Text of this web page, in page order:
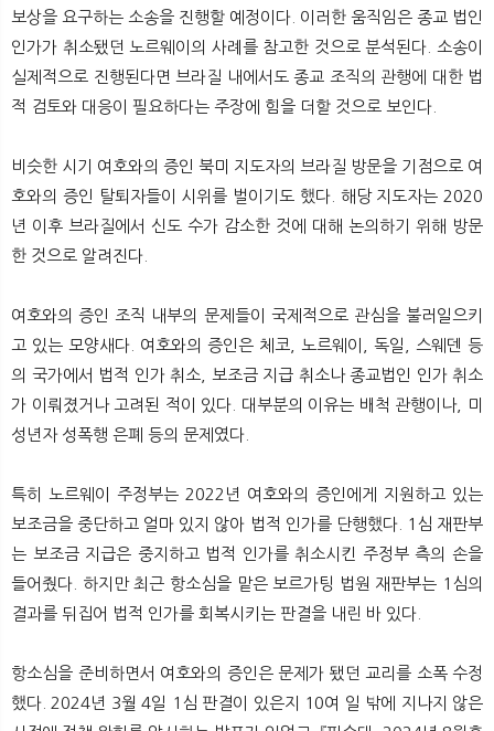
보상을 요구하는 소송을 진행할 예정이다. 이러한 움직임은 종교 법인
인가가 취소됐던 노르웨이의 사례를 참고한 것으로 분석된다. 소송이
실제적으로 진행된다면 브라질 내에서도 종교 조직의 관행에 대한 법
적 검토와 대응이 필요하다는 주장에 힘을 더할 것으로 보인다.
비슷한 시기 여호와의 증인 북미 지도자의 브라질 방문을 기점으로 여
호와의 증인 탈퇴자들이 시위를 벌이기도 했다. 해당 지도자는 2020
년 이후 브라질에서 신도 수가 감소한 것에 대해 논의하기 위해 방문
한 것으로 알려진다.
여호와의 증인 조직 내부의 문제들이 국제적으로 관심을 불러일으키
고 있는 모양새다. 여호와의 증인은 체코, 노르웨이, 독일, 스웨덴 등
의 국가에서 법적 인가 취소, 보조금 지급 취소나 종교법인 인가 취소
가 이뤄졌거나 고려된 적이 있다. 대부분의 이유는 배척 관행이나, 미
성년자 성폭행 은폐 등의 문제였다.
특히 노르웨이 주정부는 2022년 여호와의 증인에게 지원하고 있는
보조금을 중단하고 얼마 있지 않아 법적 인가를 단행했다. 1심 재판부
는 보조금 지급은 중지하고 법적 인가를 취소시킨 주정부 측의 손을
들어줬다. 하지만 최근 항소심을 맡은 보르가팅 법원 재판부는 1심의
결과를 뒤집어 법적 인가를 회복시키는 판결을 내린 바 있다.
항소심을 준비하면서 여호와의 증인은 문제가 됐던 교리를 소폭 수정
했다. 2024년 3월 4일 1심 판결이 있은지 10여 일 밖에 지나지 않은